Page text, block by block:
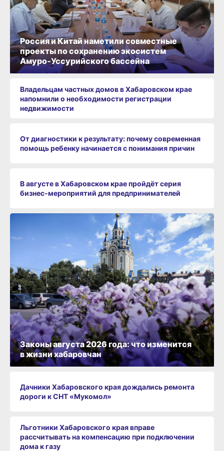
Россия и Китай наметили совместные
проекты по сохранению экосистем
Амуро‑Уссурийского бассейна
Владельцам частных домов в Хабаровском крае
напомнили о необходимости регистрации
недвижимости
От диагностики к результату: почему современная
помощь ребенку начинается с понимания причин
В августе в Хабаровском крае пройдёт серия
бизнес‑мероприятий для предпринимателей
Дачники Хабаровского края дождались ремонта
дороги к СНТ «Мукомол»
Льготники Хабаровского края вправе
рассчитывать на компенсацию при подключении
дома к газу
Законы августа 2026 года: что изменится
в жизни хабаровчан